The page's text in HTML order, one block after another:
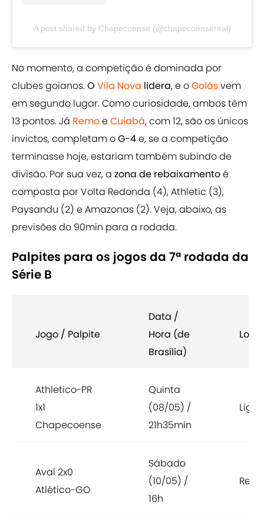
A post shared by Chapecoense (@chapecoensereal)
No momento, a competição é dominada por
clubes goianos.O Vila Nova lidera, e oGoiásvem
em segundo lugar. Como curiosidade, ambos têm
13 pontos. Já RemoeCuiabá, com 12, são os únicos
invictos, completam oG-4e, se a competição
terminasse hoje, estariam também subindo de
divisão. Por sua vez, a zona de rebaixamentoé
composta por Volta Redonda (4), Athletic (3),
Paysandu (2) e Amazonas (2). Veja, abaixo, as
previsões do 90min para a rodada.
Palpites para os jogos da 7ª rodada da
Série B
Jogo / Palpite
Data /
Hora (de
Brasília)
Local
Athletico-PR
1x1
Chapecoense
Quinta
(08/05) /
21h35min
Avaí 2x0
Atlético-GO
Sábado
(10/05) /
16h